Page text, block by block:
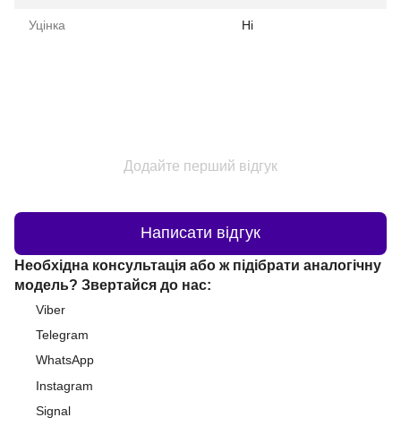
Уцінка Ні
Додайте перший відгук
Написати відгук
Необхідна консультація або ж підібрати аналогічну
модель? Звертайся до нас:
Viber
Telegram
WhatsApp
Instagram
Signal